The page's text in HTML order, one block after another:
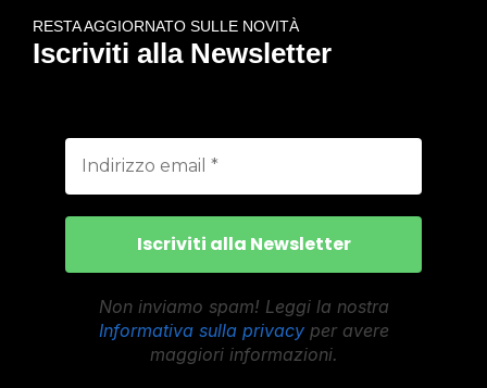
RESTA AGGIORNATO SULLE NOVITÀ
Iscriviti alla Newsletter
Non inviamo spam! Leggi la nostra
Informativa sulla privacyper avere
maggiori informazioni.